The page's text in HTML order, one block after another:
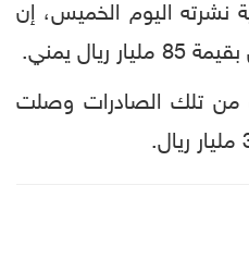
نشرته اليوم الخميس، إن
من تلك الصادرات وصلت